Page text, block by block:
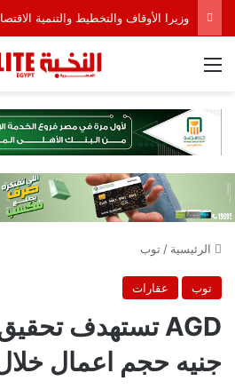
القائمة
الرئيسية /توب
توب عقارات
جنيه حجم اعمال خلال